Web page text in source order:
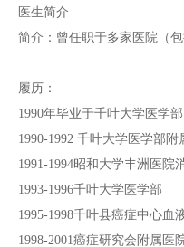
医生简介
简介：曾任职于多家医院（
履历：
1990年毕业于千叶大学医学部
1990-1992 千叶大学医学部附
1991-1994昭和大学丰洲医院
1993-1996千叶大学医学部
1995-1998千叶县癌症中心血
1998-2001癌症研究会附属医